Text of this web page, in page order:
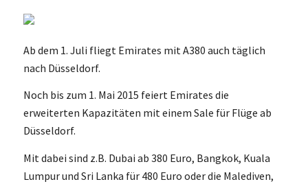
Ab dem 1. Juli fliegt Emirates mit A380 auch täglich
nach Düsseldorf.
Noch bis zum 1. Mai 2015 feiert Emirates die
erweiterten Kapazitäten mit einem Sale für Flüge ab
Düsseldorf.
Mit dabei sind z.B. Dubai ab 380 Euro, Bangkok, Kuala
Lumpur und Sri Lanka für 480 Euro oder die Malediven,